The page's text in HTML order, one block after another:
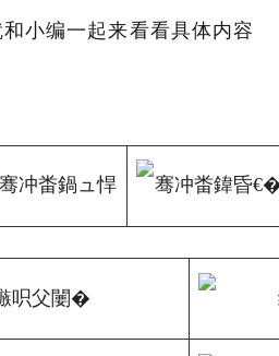
小编一起来看看具体内容